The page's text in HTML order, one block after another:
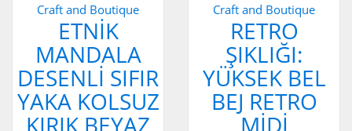
Craft and Boutique
ETNIK
MANDALA
DESENLI SIFIR
YAKA KOLSUZ
KIRIK BEYAZ
Craft and Boutique
RETRO
ŞIKLIĞI:
YÜKSEK BEL
BEJ RETRO
MIDI